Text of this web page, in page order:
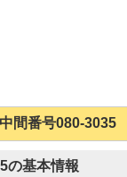
間番号080-3035
の基本情報